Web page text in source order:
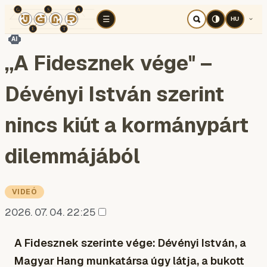
☰
TÉR KOGNITÍV HÁBORÚ
HU
AI
„A Fidesznek vége" –
Dévényi István szerint
nincs kiút a kormánypárt
dilemmájából
VIDEÓ
2026. 07. 04. 22:25
A Fidesznek szerinte vége: Dévényi István, a
Magyar Hang munkatársa úgy látja, a bukott